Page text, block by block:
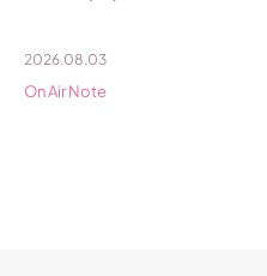
2026.08.03
On Air Note